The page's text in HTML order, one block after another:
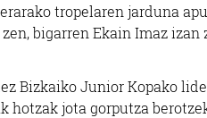
tropelaren jarduna
bigarren Ekain Imaz izan
Bizkaiko Junior Kopako
hotzak jota gorputza